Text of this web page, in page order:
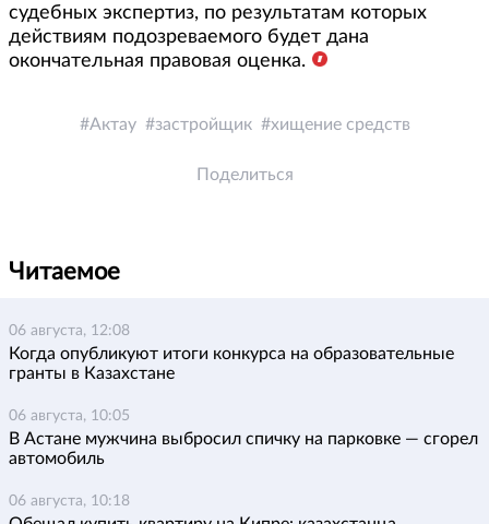
судебных экспертиз, по результатам которых
действиям подозреваемого будет дана
окончательная правовая оценка.
Актау застройщик хищение средств
Поделиться
Читаемое
06 августа, 12:08
Когда опубликуют итоги конкурса на образовательные
гранты в Казахстане
06 августа, 10:05
В Астане мужчина выбросил спичку на парковке — сгорел
автомобиль
06 августа, 10:18